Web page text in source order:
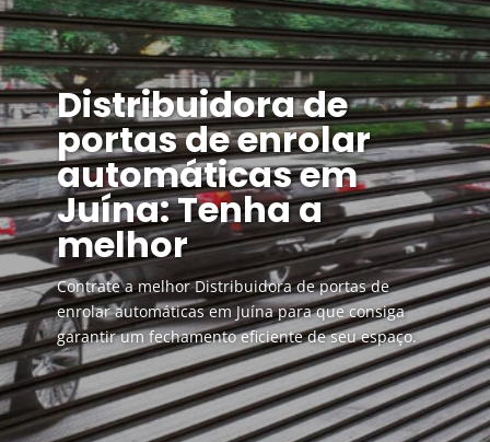
Distribuidora de
portas de enrolar
automáticas em
Juína: Tenha a
melhor
Contrate a melhor Distribuidora de portas de
enrolar automáticas em Juína para que consiga
garantir um fechamento eficiente de seu espaço.